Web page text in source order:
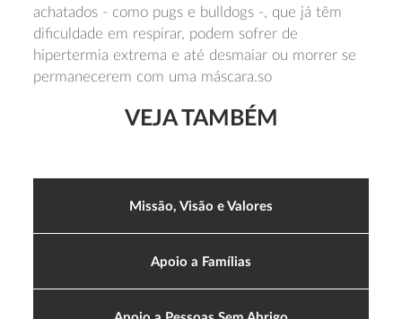
achatados - como pugs e bulldogs -, que já têm
dificuldade em respirar, podem sofrer de
hipertermia extrema e até desmaiar ou morrer se
permanecerem com uma máscara.so
VEJA TAMBÉM
Missão, Visão e Valores
Apoio a Famílias